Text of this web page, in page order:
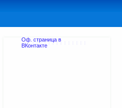
Оф. страница в
ВКонтакте